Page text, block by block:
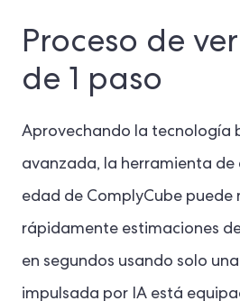
Proceso de
de 1 paso
Aprovechando la tecnología
avanzada, la herramienta de
edad de ComplyCube puede
rápidamente estimaciones
en segundos usando solo
impulsada por IA está